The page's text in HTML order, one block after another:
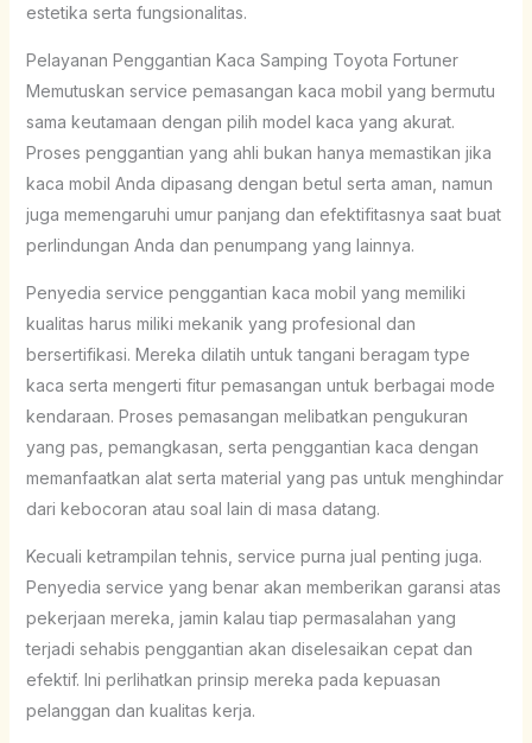
estetika serta fungsionalitas.
Pelayanan Penggantian Kaca Samping Toyota Fortuner
Memutuskan service pemasangan kaca mobil yang bermutu
sama keutamaan dengan pilih model kaca yang akurat.
Proses penggantian yang ahli bukan hanya memastikan jika
kaca mobil Anda dipasang dengan betul serta aman, namun
juga memengaruhi umur panjang dan efektifitasnya saat buat
perlindungan Anda dan penumpang yang lainnya.
Penyedia service penggantian kaca mobil yang memiliki
kualitas harus miliki mekanik yang profesional dan
bersertifikasi. Mereka dilatih untuk tangani beragam type
kaca serta mengerti fitur pemasangan untuk berbagai mode
kendaraan. Proses pemasangan melibatkan pengukuran
yang pas, pemangkasan, serta penggantian kaca dengan
memanfaatkan alat serta material yang pas untuk menghindar
dari kebocoran atau soal lain di masa datang.
Kecuali ketrampilan tehnis, service purna jual penting juga.
Penyedia service yang benar akan memberikan garansi atas
pekerjaan mereka, jamin kalau tiap permasalahan yang
terjadi sehabis penggantian akan diselesaikan cepat dan
efektif. Ini perlihatkan prinsip mereka pada kepuasan
pelanggan dan kualitas kerja.